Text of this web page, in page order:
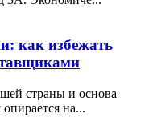
как избежать
страны и основа
на...